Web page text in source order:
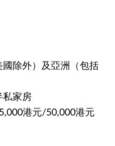
除外）及亞洲（包括
私家房
港元/50,000港元